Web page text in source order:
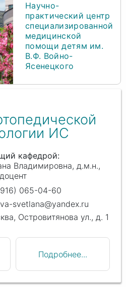
Научно-
практический центр
специализированной
медицинской
помощи детям им.
В.Ф. Войно-
Ясенецкого
ИС
кафедрой
Владимировна д.м.н.,
доцент
065-04-60
svetlana@yandex.ru
Островитянова ул., д. 1
Подробнее...